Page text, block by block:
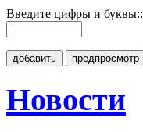
Введите цифры и буквы::
добавить предпросмотр
Новости